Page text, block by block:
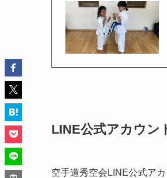
LINE公式アカウン
空手道秀空会LINE公式ア